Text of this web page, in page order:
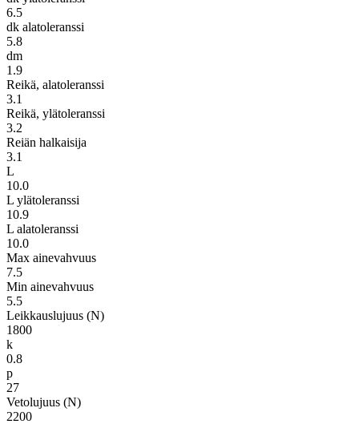
6.5
dk alatoleranssi
5.8
dm
1.9
Reikä, alatoleranssi
3.1
Reikä, ylätoleranssi
3.2
Reiän halkaisija
3.1
L
10.0
L ylätoleranssi
10.9
L alatoleranssi
10.0
Max ainevahvuus
7.5
Min ainevahvuus
5.5
Leikkauslujuus (N)
1800
k
0.8
p
27
Vetolujuus (N)
2200